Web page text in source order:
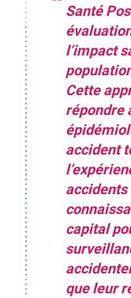
Santé
l’impact
Cette
répondre
accident
accidents
capital
que leur